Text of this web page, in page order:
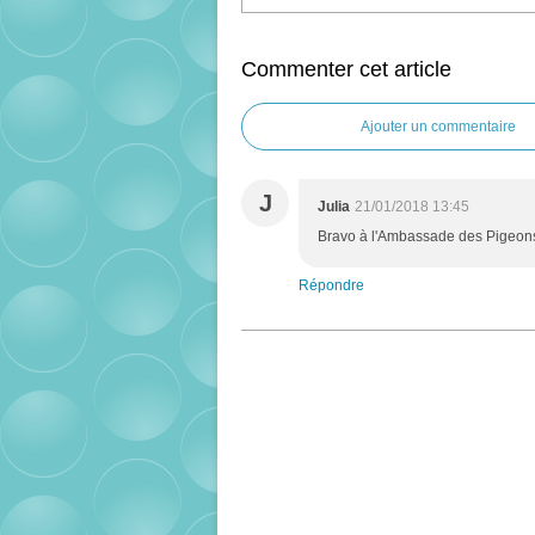
Commenter cet article
Ajouter un commentaire
J Julia 21/01/2018 13:45
Bravo à l'Ambassade des
Répondre